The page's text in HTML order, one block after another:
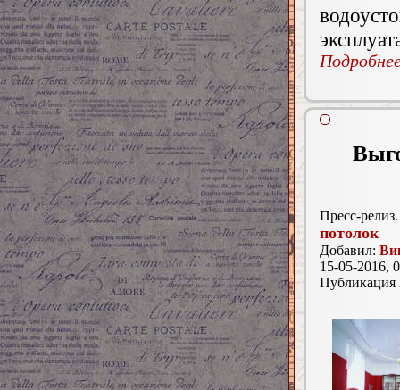
Пресс-релиз.
потолок
Добавил:
15-05-2016,